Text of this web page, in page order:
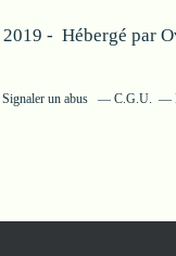
- Hébergé par
Signaler un abus C.G.U.